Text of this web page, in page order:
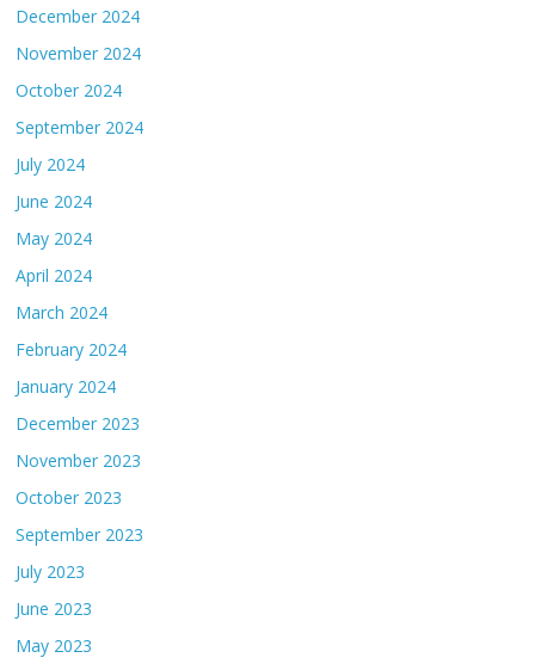
December 2024
November 2024
October 2024
September 2024
July 2024
June 2024
May 2024
April 2024
March 2024
February 2024
January 2024
December 2023
November 2023
October 2023
September 2023
July 2023
June 2023
May 2023